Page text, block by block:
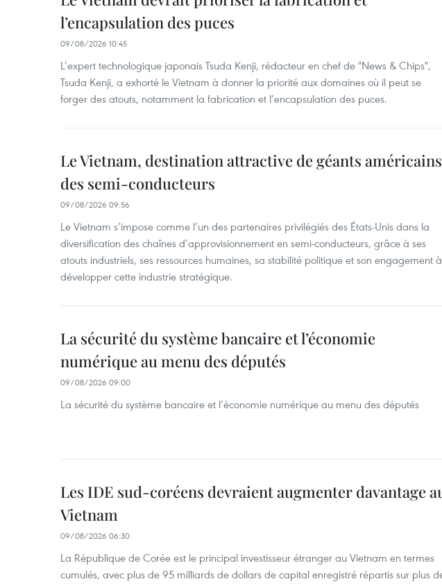
l’encapsulation des puces
09/08/2026 10:45
L’expert technologique japonais Tsuda Kenji, rédacteur en chef de "News & Chips",
Tsuda Kenji, a exhorté le Vietnam à donner la priorité aux domaines où il peut se
forger des atouts, notamment la fabrication et l’encapsulation des puces.
Le Vietnam, destination attractive de géants américains
des semi-conducteurs
09/08/2026 09:56
Le Vietnam s’impose comme l’un des partenaires privilégiés des États-Unis dans la
diversification des chaînes d’approvisionnement en semi-conducteurs, grâce à ses
atouts industriels, ses ressources humaines, sa stabilité politique et son engagement à
développer cette industrie stratégique.
La sécurité du système bancaire et l’économie
numérique au menu des députés
09/08/2026 09:00
La sécurité du système bancaire et l’économie numérique au menu des députés
Les IDE sud-coréens devraient augmenter davantage
Vietnam
09/08/2026 06:30
La République de Corée est le principal investisseur étranger au Vietnam en termes
cumulés, avec plus de 95 milliards de dollars de capital enregistré répartis sur plus